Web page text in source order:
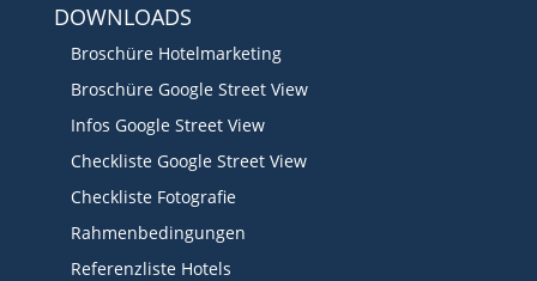
DOWNLOADS
Broschüre Hotelmarketing
Broschüre Google Street View
Infos Google Street View
Checkliste Google Street View
Checkliste Fotografie
Rahmenbedingungen
Referenzliste Hotels